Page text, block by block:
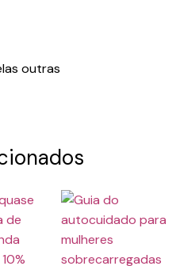
outras